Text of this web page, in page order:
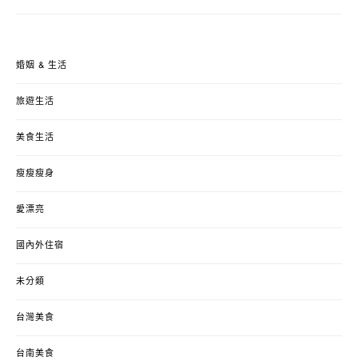
婚姻 & 生活
旅遊生活
美食生活
瘦瘦瘦身
愛漂亮
國內外住宿
未分類
台灣美食
台南美食